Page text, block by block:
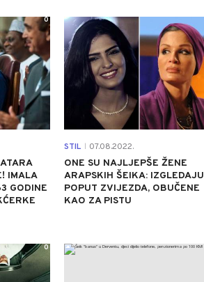
IMALA
GODINE
0
STIL 07.08.2022.
ONE SU NAJLJEPŠE ŽENE
ARAPSKIH ŠEIKA: IZGLEDAJU
POPUT ZVIJEZDA, OBUČENE
KAO ZA PISTU
0